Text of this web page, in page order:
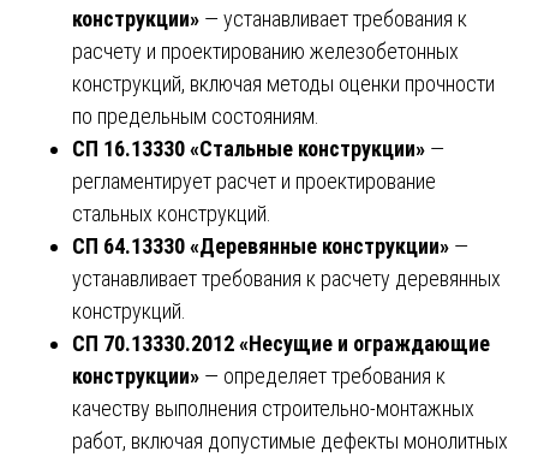
конструкции» — устанавливает требования к
расчету и проектированию железобетонных
конструкций, включая методы оценки прочности
по предельным состояниям.
СП 16.13330 «Стальные конструкции» —
регламентирует расчет и проектирование
стальных конструкций.
СП 64.13330 «Деревянные конструкции» —
устанавливает требования к расчету деревянных
конструкций.
СП 70.13330.2012 «Несущие и ограждающие
конструкции» — определяет требования к
качеству выполнения строительно-монтажных
работ, включая допустимые дефекты монолитных